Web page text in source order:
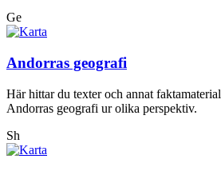
Ge
Andorras geografi
Här hittar du texter och annat
Andorras geografi ur olika perspektiv.
Sh